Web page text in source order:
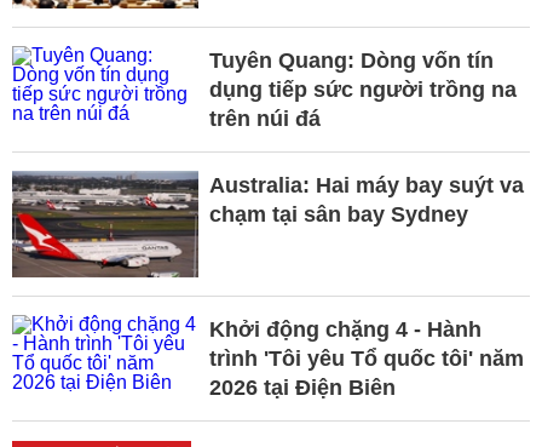
Tuyên Quang: Dòng vốn tín
dụng tiếp sức người trồng na
trên núi đá
Australia: Hai máy bay suýt va
chạm tại sân bay Sydney
Khởi động chặng 4 - Hành
trình 'Tôi yêu Tổ quốc tôi' năm
2026 tại Điện Biên